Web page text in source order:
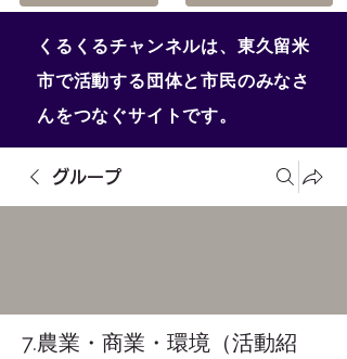
くるくるチャンネルは、東久留米
市で活動する団体と市民のみなさ
んをつなぐサイトです。
グループ
7.農業・商業・環境（活動紹